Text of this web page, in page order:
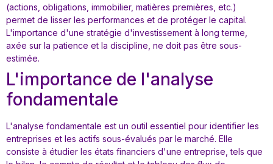
(actions, obligations, immobilier, matières premières, etc.)
permet de lisser les performances et de protéger le capital.
L'importance d'une stratégie d'investissement à long terme,
axée sur la patience et la discipline, ne doit pas être sous-
estimée.
L'importance de l'analyse
fondamentale
L'analyse fondamentale est un outil essentiel pour identifier les
entreprises et les actifs sous-évalués par le marché. Elle
consiste à étudier les états financiers d'une entreprise, tels que